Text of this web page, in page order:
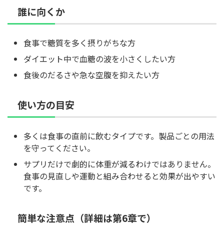
誰に向くか
食事で糖質を多く摂りがちな方
ダイエット中で血糖の波を小さくしたい方
食後のだるさや急な空腹を抑えたい方
使い方の目安
多くは食事の直前に飲むタイプです。製品ごとの用法
を守ってください。
サプリだけで劇的に体重が減るわけではありません。
食事の見直しや運動と組み合わせると効果が出やすい
です。
簡単な注意点（詳細は第6章で）